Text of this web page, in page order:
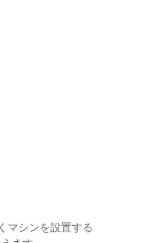
マシンを設置する